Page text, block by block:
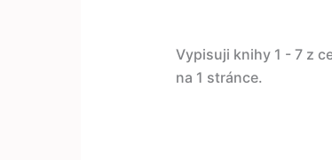
Vypisuji knihy 1 - 7 z
na 1 stránce.